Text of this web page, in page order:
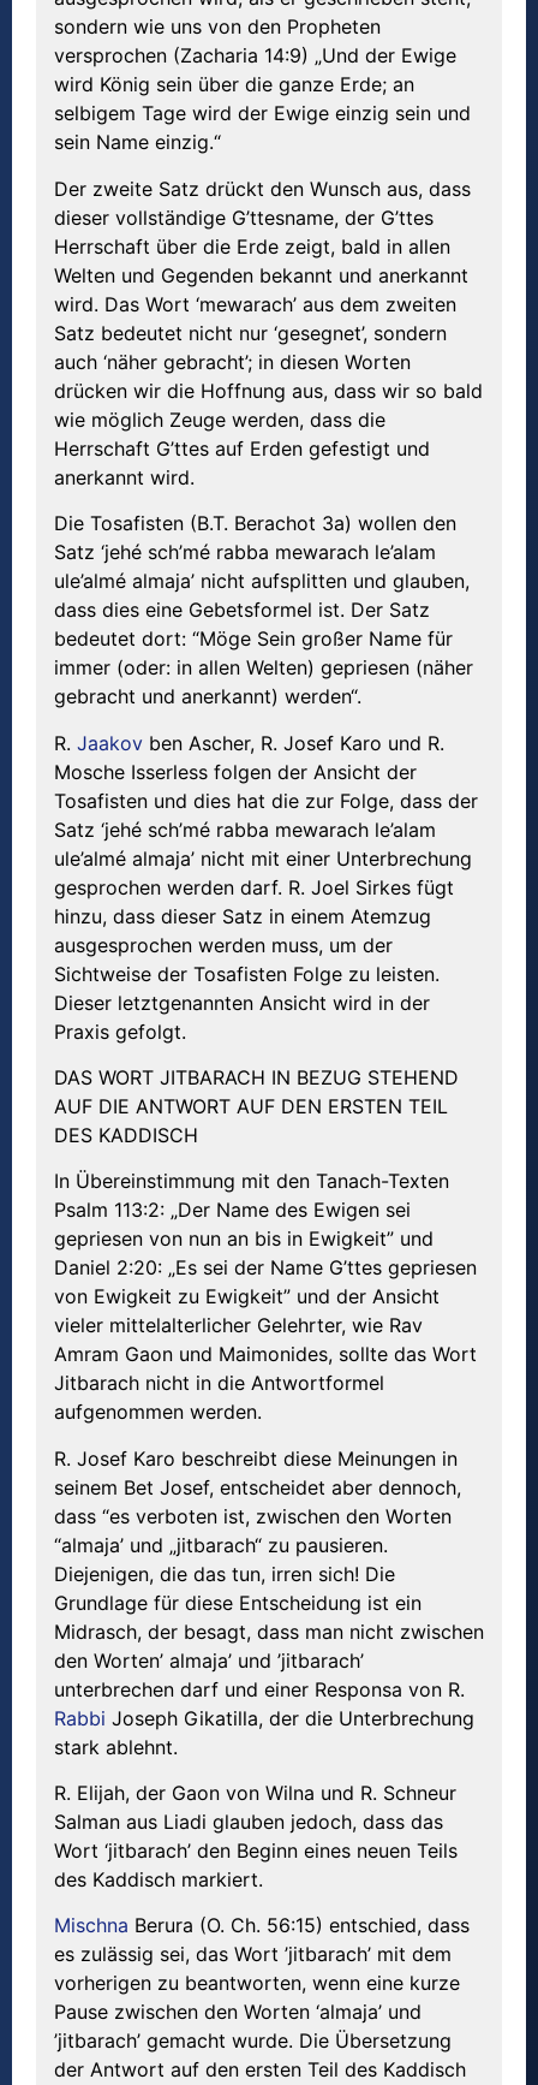
sondern wie uns von den Propheten
versprochen (Zacharia 14:9) „Und der Ewige
wird König sein über die ganze Erde; an
selbigem Tage wird der Ewige einzig sein und
sein Name einzig.“
Der zweite Satz drückt den Wunsch aus, dass
dieser vollständige G’ttesname, der G’ttes
Herrschaft über die Erde zeigt, bald in allen
Welten und Gegenden bekannt und anerkannt
wird. Das Wort ‘mewarach’ aus dem zweiten
Satz bedeutet nicht nur ‘gesegnet’, sondern
auch ‘näher gebracht’; in diesen Worten
drücken wir die Hoffnung aus, dass wir so bald
wie möglich Zeuge werden, dass die
Herrschaft G’ttes auf Erden gefestigt und
anerkannt wird.
Die Tosafisten (B.T. Berachot 3a) wollen den
Satz ‘jehé sch’mé rabba mewarach le’alam
ule’almé almaja’ nicht aufsplitten und glauben,
dass dies eine Gebetsformel ist. Der Satz
bedeutet dort: “Möge Sein großer Name für
immer (oder: in allen Welten) gepriesen (näher
gebracht und anerkannt) werden“.
R. Jaakov ben Ascher, R. Josef Karo und R.
Mosche Isserless folgen der Ansicht der
Tosafisten und dies hat die zur Folge, dass der
Satz ‘jehé sch’mé rabba mewarach le’alam
ule’almé almaja’ nicht mit einer Unterbrechung
gesprochen werden darf. R. Joel Sirkes fügt
hinzu, dass dieser Satz in einem Atemzug
ausgesprochen werden muss, um der
Sichtweise der Tosafisten Folge zu leisten.
Dieser letztgenannten Ansicht wird in der
Praxis gefolgt.
DAS WORT JITBARACH IN BEZUG STEHEND
AUF DIE ANTWORT AUF DEN ERSTEN TEIL
DES KADDISCH
In Übereinstimmung mit den Tanach-Texten
Psalm 113:2: „Der Name des Ewigen sei
gepriesen von nun an bis in Ewigkeit” und
Daniel 2:20: „Es sei der Name G’ttes gepriesen
von Ewigkeit zu Ewigkeit” und der Ansicht
vieler mittelalterlicher Gelehrter, wie Rav
Amram Gaon und Maimonides, sollte das Wort
Jitbarach nicht in die Antwortformel
aufgenommen werden.
R. Josef Karo beschreibt diese Meinungen in
seinem Bet Josef, entscheidet aber dennoch,
dass “es verboten ist, zwischen den Worten
“almaja’ und „jitbarach“ zu pausieren.
Diejenigen, die das tun, irren sich! Die
Grundlage für diese Entscheidung ist ein
Midrasch, der besagt, dass man nicht zwischen
den Worten’ almaja’ und ’jitbarach’
unterbrechen darf und einer Responsa von R.
Rabbi Joseph Gikatilla, der die Unterbrechung
stark ablehnt.
R. Elijah, der Gaon von Wilna und R. Schneur
Salman aus Liadi glauben jedoch, dass das
Wort ‘jitbarach’ den Beginn eines neuen Teils
des Kaddisch markiert.
Mischna Berura (O. Ch. 56:15) entschied, dass
es zulässig sei, das Wort ’jitbarach’ mit dem
vorherigen zu beantworten, wenn eine kurze
Pause zwischen den Worten ‘almaja’ und
’jitbarach’ gemacht wurde. Die Übersetzung
der Antwort auf den ersten Teil des Kaddisch